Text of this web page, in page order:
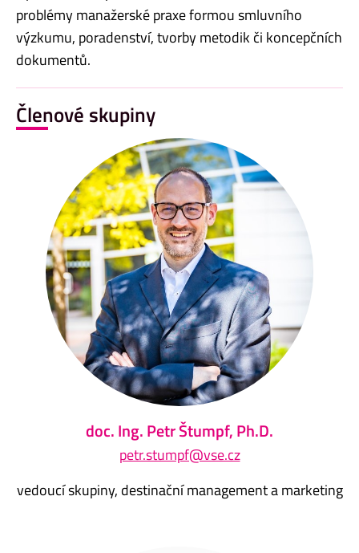
problémy manažerské praxe formou smluvního
výzkumu, poradenství, tvorby metodik či koncepčních
dokumentů.
Členové skupiny
doc. Ing. Petr Štumpf, Ph.D.
petr.stumpf@vse.cz
vedoucí skupiny, destinační management a marketing